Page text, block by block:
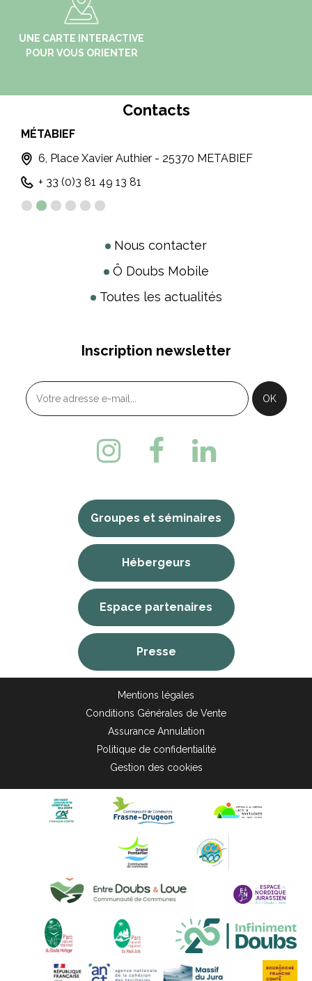
UNE CARTE INTERACTIVE
POUR VOUS ORIENTER
Contacts
MÉTABIEF
6, Place Xavier Authier - 25370 METABIEF
+ 33 (0)3 81 49 13 81
Nous contacter
Ô Doubs Mobile
Toutes les actualités
Inscription newsletter
Groupes et séminaires
Hébergeurs
Espace partenaires
Presse
Mentions légales
Conditions Générales de Vente
Assurance Annulation
Politique de confidentialité
Gestion des cookies